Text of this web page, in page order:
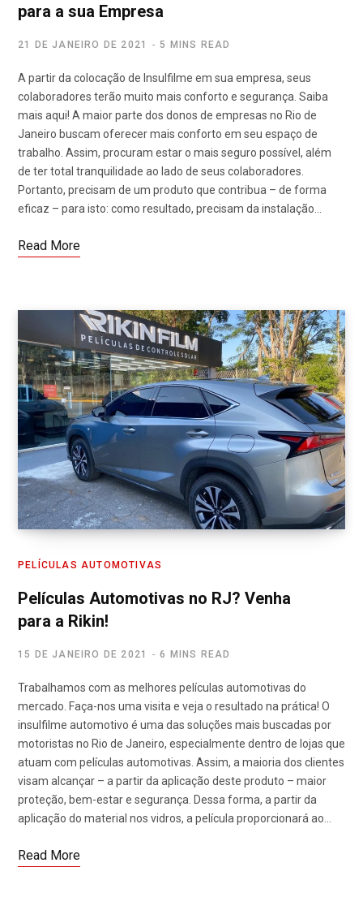
para a sua Empresa
21 DE JANEIRO DE 2021 5 MINS READ
A partir da colocação de Insulfilme em sua empresa, seus
colaboradores terão muito mais conforto e segurança. Saiba
mais aqui! A maior parte dos donos de empresas no Rio de
Janeiro buscam oferecer mais conforto em seu espaço de
trabalho. Assim, procuram estar o mais seguro possível, além
de ter total tranquilidade ao lado de seus colaboradores.
Portanto, precisam de um produto que contribua – de forma
eficaz – para isto: como resultado, precisam da instalação…
Read More
PELÍCULAS AUTOMOTIVAS
Películas Automotivas no RJ? Venha
para a Rikin!
15 DE JANEIRO DE 2021 6 MINS READ
Trabalhamos com as melhores películas automotivas do
mercado. Faça-nos uma visita e veja o resultado na prática! O
insulfilme automotivo é uma das soluções mais buscadas por
motoristas no Rio de Janeiro, especialmente dentro de lojas que
atuam com películas automotivas. Assim, a maioria dos clientes
visam alcançar – a partir da aplicação deste produto – maior
proteção, bem-estar e segurança. Dessa forma, a partir da
aplicação do material nos vidros, a película proporcionará ao…
Read More